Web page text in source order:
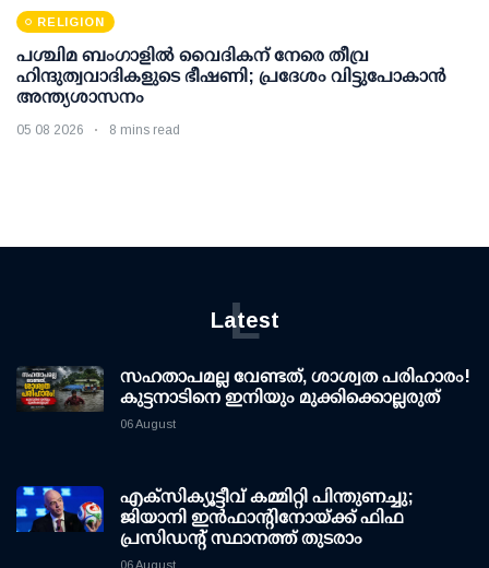
RELIGION
പശ്ചിമ ബംഗാളിൽ വൈദികന് നേരെ തീവ്ര
ഹിന്ദുത്വവാദികളുടെ ഭീഷണി; പ്രദേശം വിട്ടുപോകാൻ
അന്ത്യശാസനം
05 08 2026 8 mins read
Latest
L
സഹതാപമല്ല വേണ്ടത്, ശാശ്വത പരിഹാരം!
കുട്ടനാടിനെ ഇനിയും മുക്കിക്കൊല്ലരുത്
06 August
എക്സിക്യൂട്ടീവ് കമ്മിറ്റി പിന്തുണച്ചു;
ജിയാനി ഇന്‍ഫാന്റിനോയ്ക്ക് ഫിഫ
പ്രസിഡന്റ് സ്ഥാനത്ത് തുടരാം
06 August